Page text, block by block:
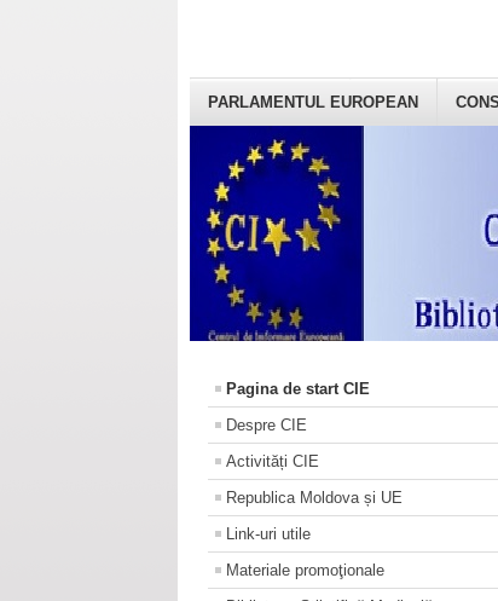
PARLAMENTUL EUROPEAN
Pagina de start CIE
Despre CIE
Activități CIE
Republica Moldova și UE
Link-uri utile
Materiale promoţionale